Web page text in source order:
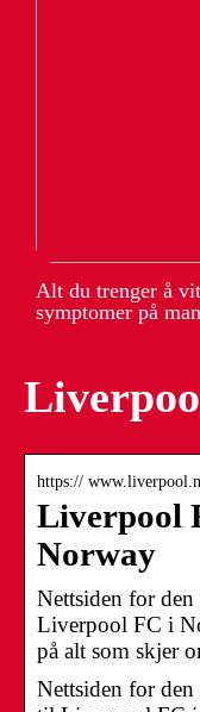
Alt du trenger å
symptomer på
https://
Liverpool
Norway
Nettsiden for
Liverpool FC i
på alt som skjer
Nettsiden for